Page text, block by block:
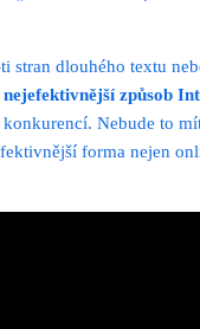
stran dlouhého textu
nejefektivnější způsob
Nebude to
forma nejen